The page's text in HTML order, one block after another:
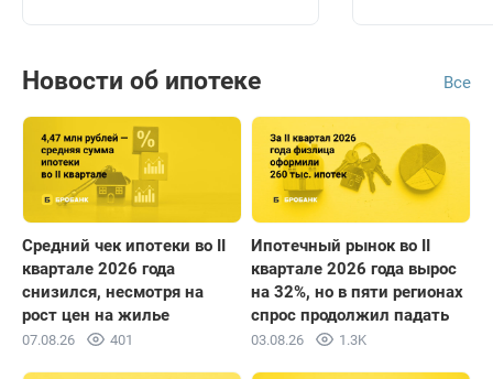
Новости об ипотеке Все
Средний чек ипотеки во II
квартале 2026 года
снизился, несмотря на
рост цен на жилье
07.08.26 401
Ипотечный рынок во II
квартале 2026 года вырос
на 32%, но в пяти регионах
спрос продолжил падать
03.08.26 1.3K